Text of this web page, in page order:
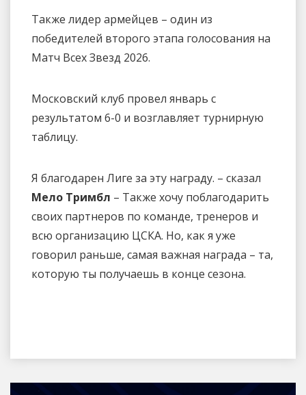
Также лидер армейцев – один из
победителей второго этапа голосования на
Матч Всех Звезд 2026.
Московский клуб провел январь с
результатом 6-0 и возглавляет турнирную
таблицу.
Я благодарен Лиге за эту награду. – сказал
Мело Тримбл – Также хочу поблагодарить
своих партнеров по команде, тренеров и
всю организацию ЦСКА. Но, как я уже
говорил раньше, самая важная награда – та,
которую ты получаешь в конце сезона.